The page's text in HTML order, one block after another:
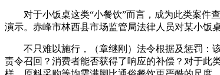
对于小饭桌这类“小餐饮”而言，成为此类案件查
演示。赤峰市林西县市场监管局法律人员对某小饭
不只难以施行，（章继刚）法令根据及惩罚：该
责令召回？消费者能否获得了响应的补偿？对于此